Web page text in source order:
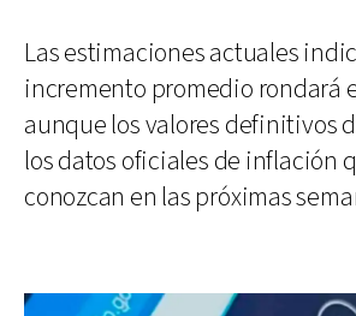
Las estimaciones actuales
incremento promedio rondará
aunque los valores definitivos
los datos oficiales de inflación
conozcan en las próximas